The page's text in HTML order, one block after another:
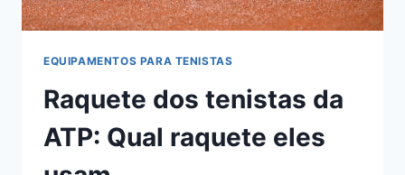
EQUIPAMENTOS PARA TENISTAS
Raquete dos tenistas da
ATP: Qual raquete eles